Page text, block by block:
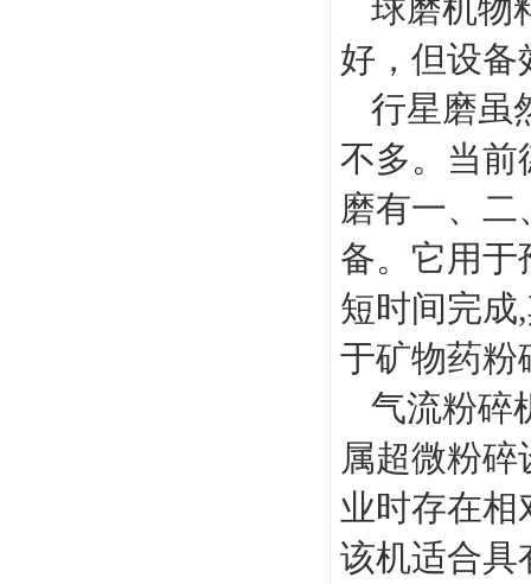
球磨机物
好，但设备
行星磨虽
不多。当前
磨有一、
备。它用于
短时间完成
于矿物药粉
气流粉碎
属超微粉
业时存在相
该机适合具